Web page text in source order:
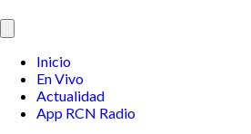
Inicio
En Vivo
Actualidad
App RCN Radio